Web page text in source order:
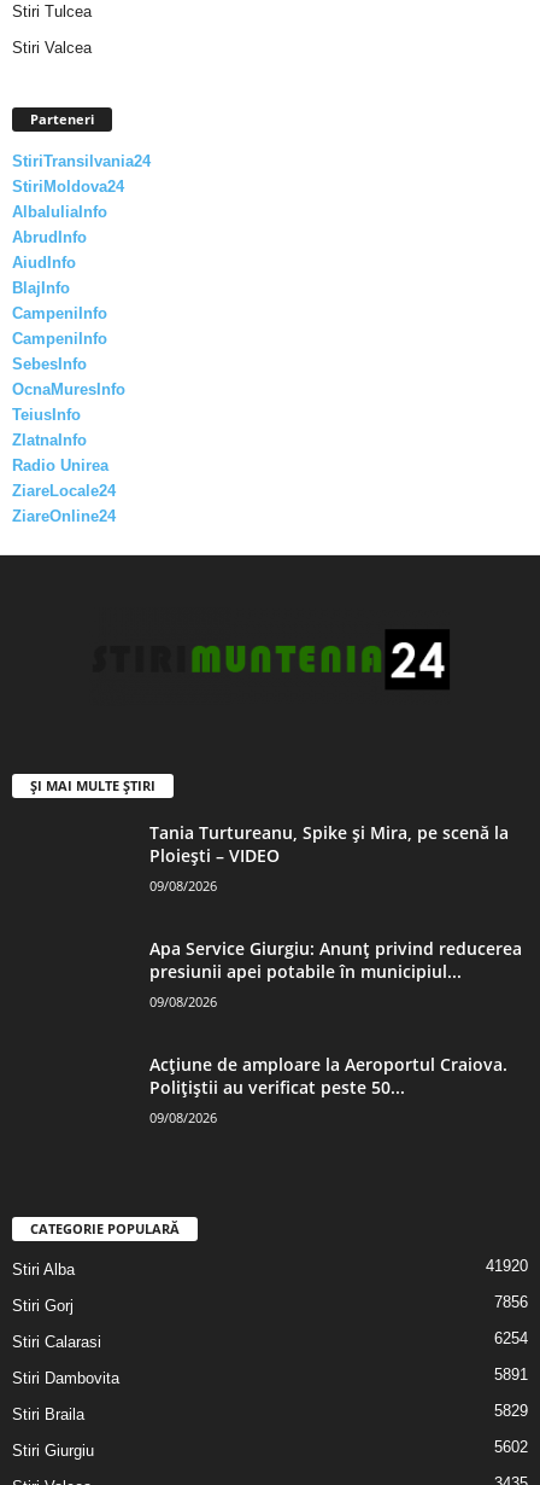
Stiri Tulcea
Stiri Valcea
Parteneri
StiriTransilvania24
StiriMoldova24
AlbaIuliaInfo
AbrudInfo
AiudInfo
BlajInfo
CampeniInfo
CampeniInfo
SebesInfo
OcnaMuresInfo
TeiusInfo
ZlatnaInfo
Radio Unirea
ZiareLocale24
ZiareOnline24
ȘI MAI MULTE ȘTIRI
Tania Turtureanu, Spike și Mira, pe scenă la
Ploiești – VIDEO
09/08/2026
Apa Service Giurgiu: Anunț privind reducerea
presiunii apei potabile în municipiul...
09/08/2026
Acțiune de amploare la Aeroportul Craiova.
Polițiștii au verificat peste 50...
09/08/2026
CATEGORIE POPULARĂ
Stiri Alba 41920
Stiri Gorj 7856
Stiri Calarasi 6254
Stiri Dambovita 5891
Stiri Braila 5829
Stiri Giurgiu 5602